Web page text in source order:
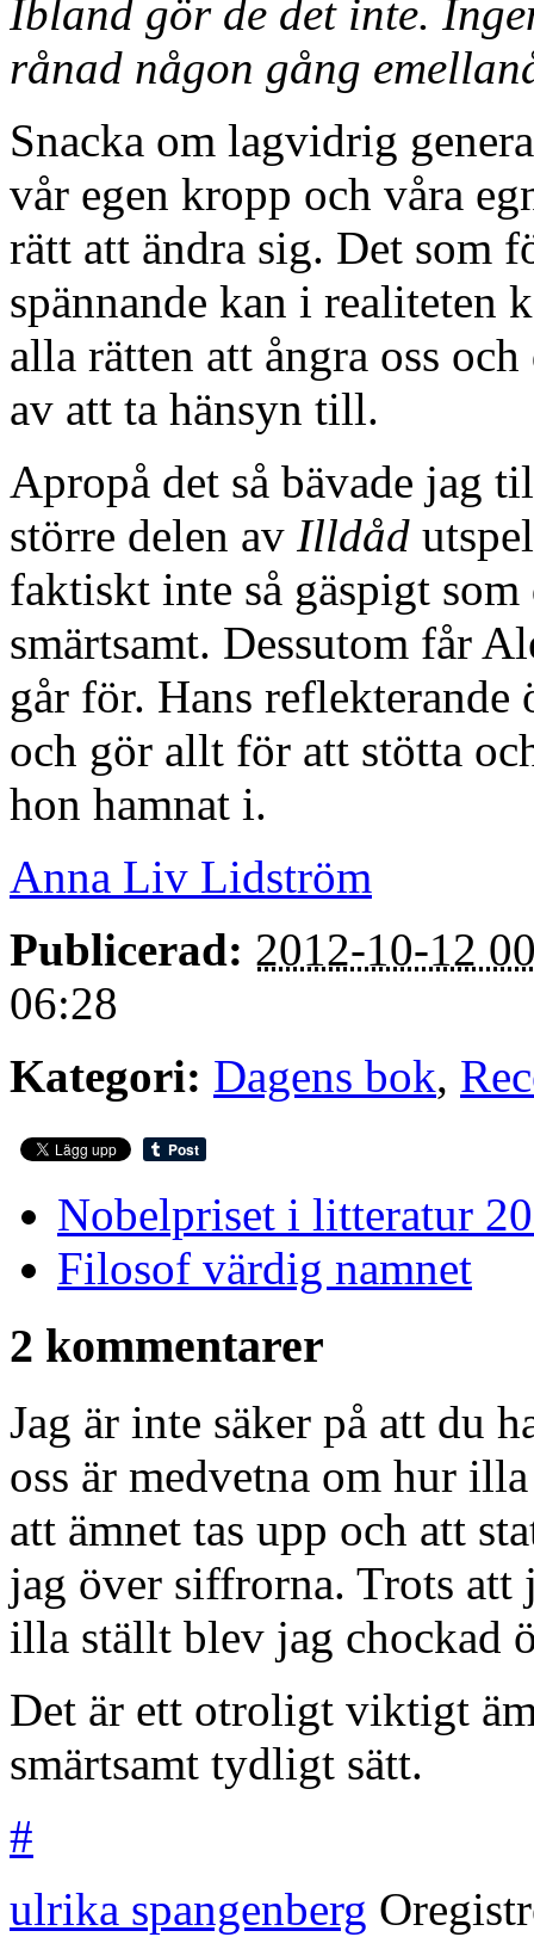
Ibland gör de det inte.
rånad någon gång
Snacka om lagvidrig
vår egen kropp och våra
rätt att ändra sig. Det som
spännande kan i realiteten
alla rätten att ångra oss
av att ta hänsyn till.
Apropå det så bävade jag
större delen av Illdåd
faktiskt inte så gäspigt
smärtsamt. Dessutom får
går för. Hans reflekterande
och gör allt för att stötta
hon hamnat i.
Anna Liv Lidström
Publicerad: 2012-10-12
06:28
Kategori: Dagens bok,
Nobelpriset i litteratur
Filosof värdig namnet
2 kommentarer
Jag är inte säker på att du
oss är medvetna om hur
att ämnet tas upp och att
jag över siffrorna. Trots att
illa ställt blev jag chockad
Det är ett otroligt viktigt
smärtsamt tydligt sätt.
#
ulrika spangenberg